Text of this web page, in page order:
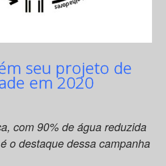
seu projeto de
em 2020
com 90% de água reduzida
é o destaque dessa campanha